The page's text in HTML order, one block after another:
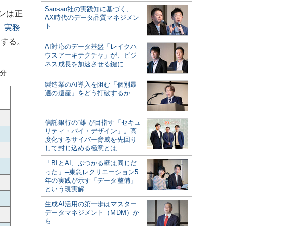
は正
実務
る。
Sansan社の実践知に基づく、
AX時代のデータ品質マネジメン
ト
AI対応のデータ基盤「レイクハ
ウスアーキテクチャ」が、ビジ
ネス成長を加速させる鍵に
製造業のAI導入を阻む「個別最
適の遺産」をどう打破するか
信託銀行の“雄”が目指す「セキュ
リティ・バイ・デザイン」。高
度化するサイバー脅威を先回り
して封じ込める極意とは
「BIとAI、ぶつかる壁は同じだ
った」─東急レクリエーション5
年の実践が示す「データ整備」
という現実解
生成AI活用の第一歩はマスター
データマネジメント（MDM）か
ら